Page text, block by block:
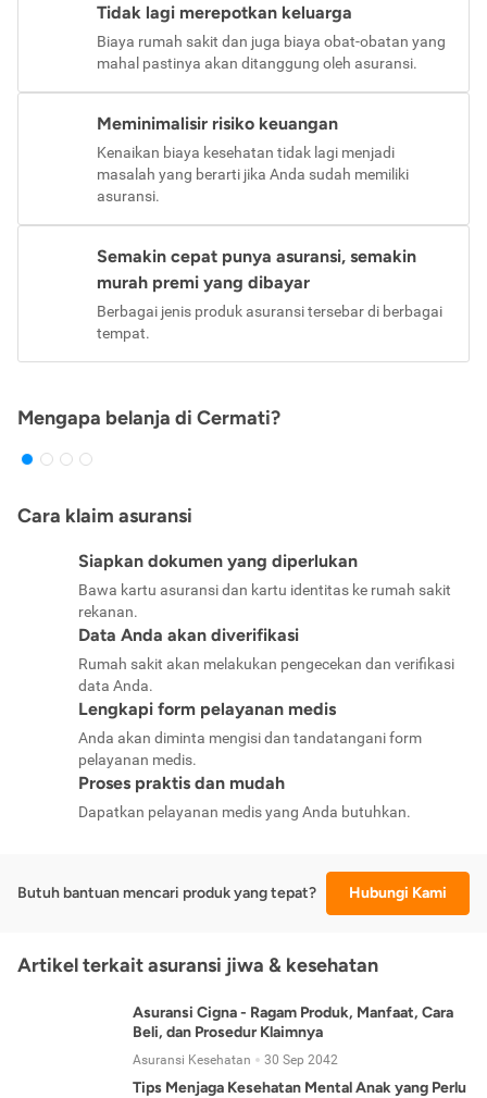
Tidak lagi merepotkan keluarga
Biaya rumah sakit dan juga biaya obat-obatan yang
mahal pastinya akan ditanggung oleh asuransi.
Meminimalisir risiko keuangan
Kenaikan biaya kesehatan tidak lagi menjadi
masalah yang berarti jika Anda sudah memiliki
asuransi.
Semakin cepat punya asuransi, semakin
murah premi yang dibayar
Berbagai jenis produk asuransi tersebar di berbagai
tempat.
Mengapa belanja di Cermati?
Cara klaim asuransi
Siapkan dokumen yang diperlukan
Bawa kartu asuransi dan kartu identitas ke rumah sakit
rekanan.
Data Anda akan diverifikasi
Rumah sakit akan melakukan pengecekan dan verifikasi
data Anda.
Lengkapi form pelayanan medis
Anda akan diminta mengisi dan tandatangani form
pelayanan medis.
Proses praktis dan mudah
Dapatkan pelayanan medis yang Anda butuhkan.
Butuh bantuan mencari produk yang tepat? Hubungi Kami
Artikel terkait asuransi jiwa & kesehatan
Asuransi Cigna - Ragam Produk, Manfaat, Cara
Beli, dan Prosedur Klaimnya
Asuransi Kesehatan 30 Sep 2042
Tips Menjaga Kesehatan Mental Anak yang Perlu